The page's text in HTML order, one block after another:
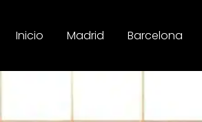
Inicio Madrid Barcelona